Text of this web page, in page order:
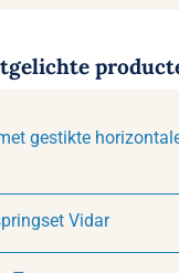
gestikte
Vidar